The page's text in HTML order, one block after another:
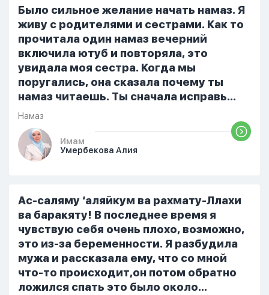
русский,потому что боялась
ошибиться и то что намаз не
примется,совершила истихар во время
тахаджуд...
Было сильное желание начать намаз. Я
живу с родителями и сестрами. Как то
прочитала один намаз вечерний
включила ютуб и повторяла, это
увидала моя сестра. Когда мы
поругались, она сказала почему ты
намаз читаешь. Ты сначала исправь
себя. После этого я не вставала на
намаз и не видела жайнамаз. Я просто
уже так не могу читать, смотреть . Дуа
я делаю скрытно если делаю дома. Я
От родных же людей.
Намаз
Имам
Умербекова Алия
Ас-саляму ‘аляйкум ва рахмату-Ллахи
ва баракяту! В последнее время я
чувствую себя очень плохо, возможно,
это из-за беременности. Я разбудила
мужа и рассказала ему, что со мной
что-то происходит,он потом обратно
ложился спать это было около